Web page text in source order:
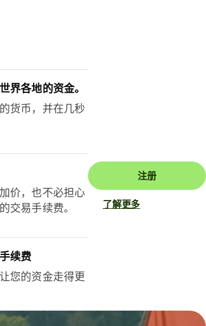
界各地的资金。
货币，并在几秒
价，也不必担心
交易手续费。
续费
您的资金走得更
注册
了解更多